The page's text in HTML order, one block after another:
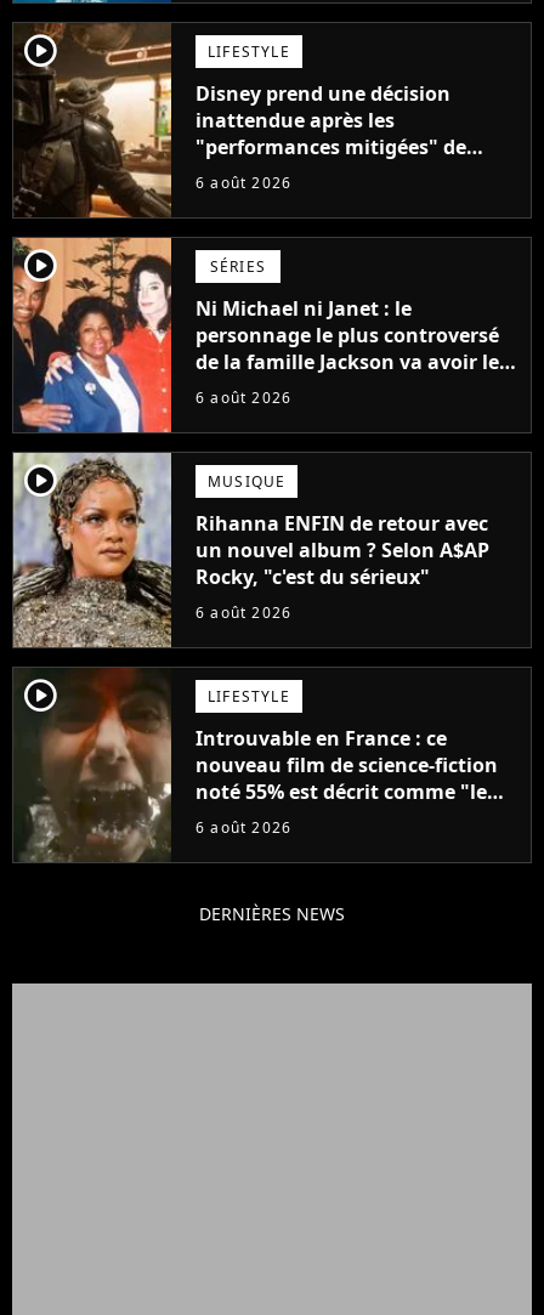
player2 LIFESTYLE
Disney prend une décision
inattendue après les
"performances mitigées" de
Vaiana et The Mandalorian &
6 août 2026
player2 SÉRIES
Ni Michael ni Janet : le
personnage le plus controversé
de la famille Jackson va avoir le
droit à sa propre série
6 août 2026
player2 MUSIQUE
Rihanna ENFIN de retour avec
un nouvel album ? Selon A$AP
Rocky, "c'est du sérieux"
6 août 2026
player2 LIFESTYLE
Introuvable en France : ce
nouveau film de science-fiction
noté 55% est décrit comme "le
plus stupide de l'année"
6 août 2026
DERNIÈRES NEWS